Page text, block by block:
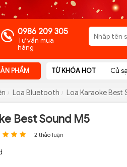
0986 209 305
Tư vấn mua
hàng
PHẨM TỪ KHÓA HOT Củ
Loa Bluetooth Loa Karaoke Best
Best Sound M5
2 thảo luận